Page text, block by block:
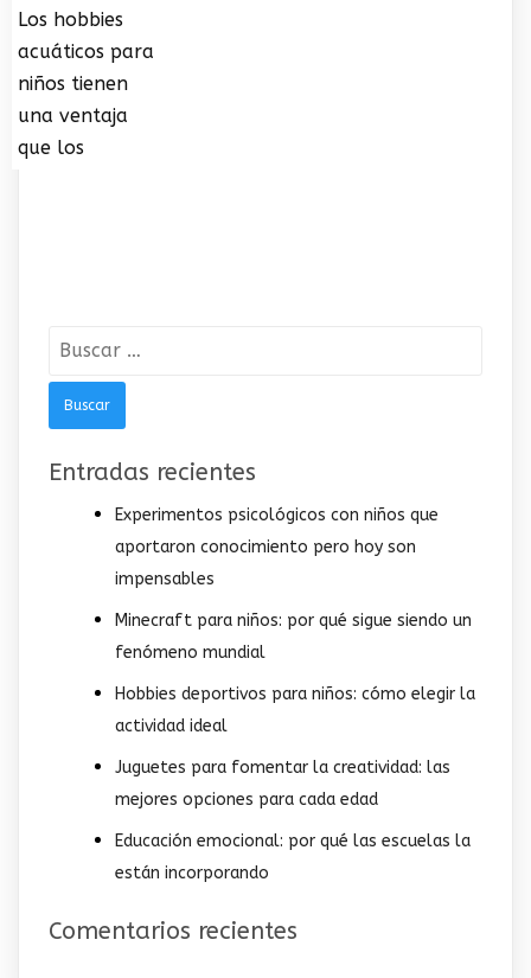
Los hobbies
acuáticos para
niños tienen
una ventaja
que los
Buscar:
Entradas recientes
Experimentos psicológicos con niños que
aportaron conocimiento pero hoy son
impensables
Minecraft para niños: por qué sigue siendo un
fenómeno mundial
Hobbies deportivos para niños: cómo elegir la
actividad ideal
Juguetes para fomentar la creatividad: las
mejores opciones para cada edad
Educación emocional: por qué las escuelas la
están incorporando
Comentarios recientes